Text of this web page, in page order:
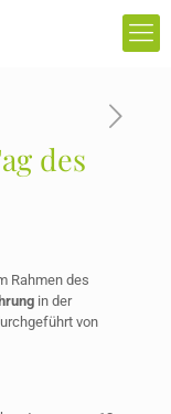
des
Rahmen des
in der
von